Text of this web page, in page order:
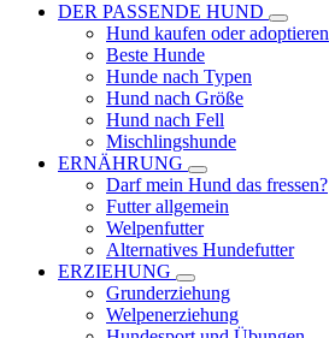
DER PASSENDE HUND
Hund kaufen oder adoptieren
Beste Hunde
Hunde nach Typen
Hund nach Größe
Hund nach Fell
Mischlingshunde
ERNÄHRUNG
Darf mein Hund das fressen?
Futter allgemein
Welpenfutter
Alternatives Hundefutter
ERZIEHUNG
Grunderziehung
Welpenerziehung